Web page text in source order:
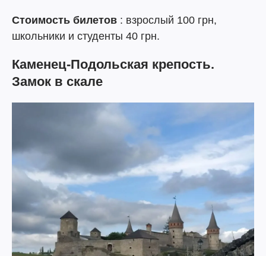
Стоимость билетов : взрослый 100 грн,
школьники и студенты 40 грн.
Каменец-Подольская крепость.
Замок в скале